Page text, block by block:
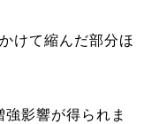
けて縮んだ部分ほ
影響が得られま